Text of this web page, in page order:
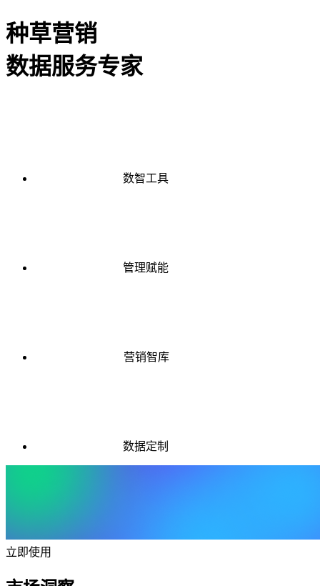
种草营销
数据服务专家
数智工具
管理赋能
营销智库
数据定制
立即使用